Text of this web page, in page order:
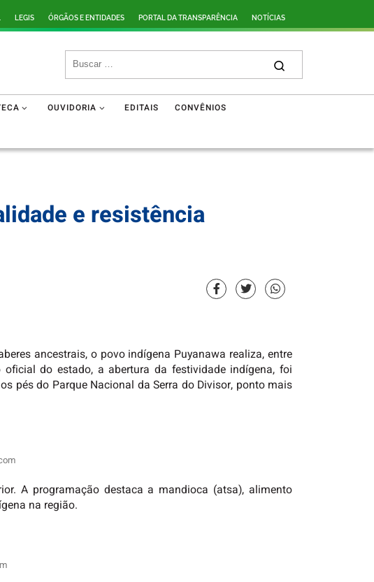
LEGIS ÓRGÃOS E ENTIDADES PORTAL DA TRANSPARÊNCIA NOTÍCIAS
OUVIDORIA EDITAIS CONVÊNIOS
e resistência
ancestrais, o povo indígena Puyanawa realiza, entre
do estado, a abertura da festividade indígena, foi
pés do Parque Nacional da Serra do Divisor, ponto mais
A programação destaca a mandioca (atsa), alimento
na região.